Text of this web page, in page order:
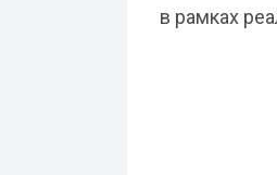
в рамках